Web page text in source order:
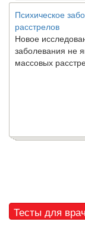
Психическое
расстрелов
Новое
заболевания не
массовых
Тесты для